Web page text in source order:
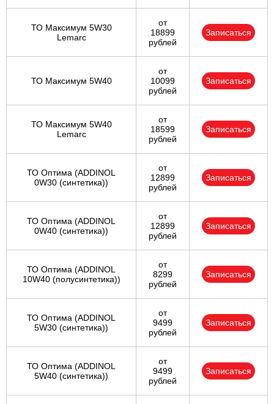
ТО Максимум 5W30
Lemarc
от
18899
рублей
Записаться
ТО Максимум 5W40
от
10099
рублей
Записаться
ТО Максимум 5W40
Lemarc
от
18599
рублей
Записаться
ТО Оптима (ADDINOL
0W30 (синтетика))
от
12899
рублей
Записаться
ТО Оптима (ADDINOL
0W40 (синтетика))
от
12899
рублей
Записаться
ТО Оптима (ADDINOL
10W40 (полусинтетика))
от
8299
рублей
Записаться
ТО Оптима (ADDINOL
5W30 (синтетика))
от
9499
рублей
Записаться
ТО Оптима (ADDINOL
5W40 (синтетика))
от
9499
рублей
Записаться